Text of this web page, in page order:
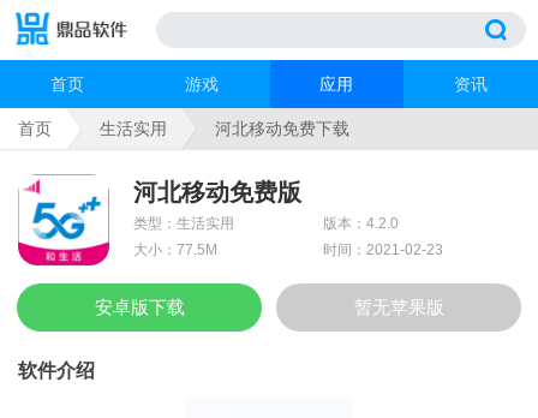
首页 游戏 应用 资讯
首页 生活实用 河北移动免费下载
河北移动免费版
类型：生活实用
版本：4.2.0
大小：77.5M
时间：2021-02-23
安卓版下载 暂无苹果版
软件介绍